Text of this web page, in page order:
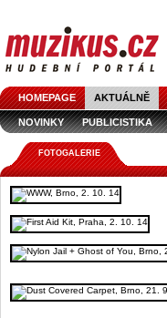
HOMEPAGE AKTUÁLNĚ
NOVINKY PUBLICISTIKA
FOTOGALERIE